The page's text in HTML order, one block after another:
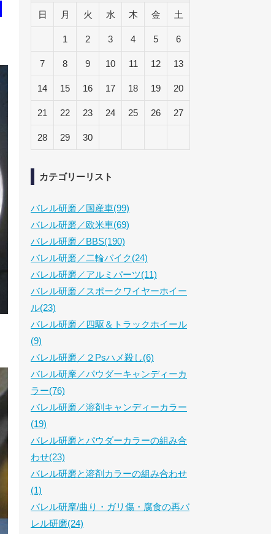
日 月 火 水 木 金 土
1 2 3 4 5 6
7 8 9 10 11 12 13
14 15 16 17 18 19 20
21 22 23 24 25 26 27
28 29 30
カテゴリーリスト
バレル研磨／国産車(99)
バレル研磨／欧米車(69)
バレル研磨／BBS(190)
バレル研磨／二輪バイク(24)
バレル研磨／アルミパーツ(11)
バレル研磨／スポークワイヤーホイー
ル(23)
バレル研磨／四駆＆トラックホイール
(9)
バレル研磨／２Psハメ殺し(6)
バレル研摩／パウダーキャンディーカ
ラー(76)
バレル研磨／溶剤キャンディーカラー
(19)
バレル研磨とパウダーカラーの組み合
わせ(23)
バレル研磨と溶剤カラーの組み合わせ
(1)
バレル研摩/曲り・ガリ傷・腐食の再バ
レル研磨(24)